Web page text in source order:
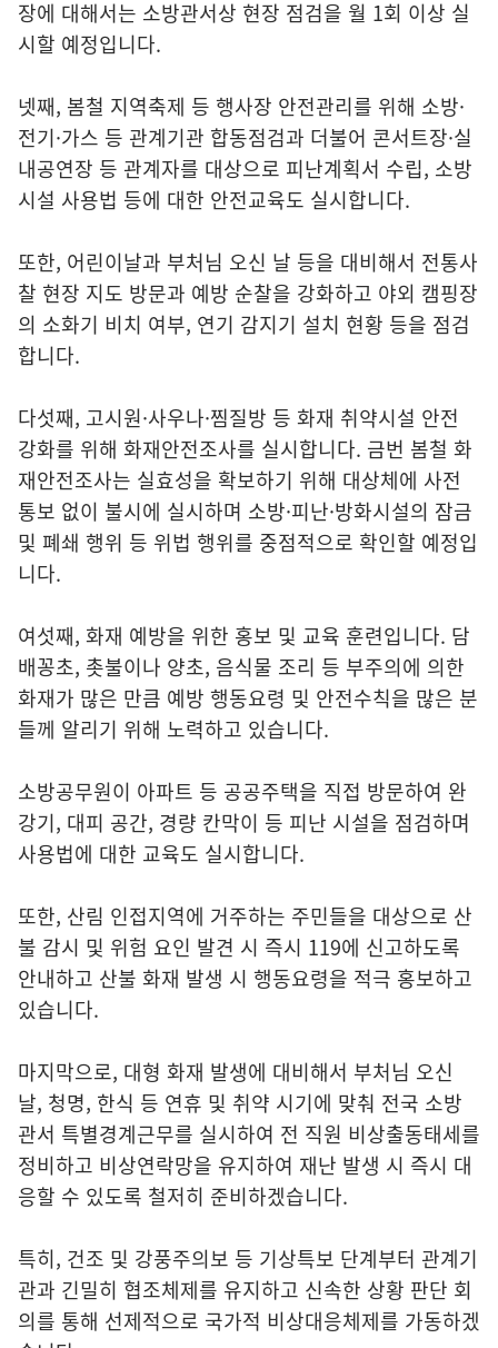
장에 대해서는 소방관서상 현장 점검을 월 1회 이상 실
시할 예정입니다.
넷째, 봄철 지역축제 등 행사장 안전관리를 위해 소방·
전기·가스 등 관계기관 합동점검과 더불어 콘서트장·실
내공연장 등 관계자를 대상으로 피난계획서 수립, 소방
시설 사용법 등에 대한 안전교육도 실시합니다.
또한, 어린이날과 부처님 오신 날 등을 대비해서 전통사
찰 현장 지도 방문과 예방 순찰을 강화하고 야외 캠핑장
의 소화기 비치 여부, 연기 감지기 설치 현황 등을 점검
합니다.
다섯째, 고시원·사우나·찜질방 등 화재 취약시설 안전
강화를 위해 화재안전조사를 실시합니다. 금번 봄철 화
재안전조사는 실효성을 확보하기 위해 대상체에 사전
통보 없이 불시에 실시하며 소방·피난·방화시설의 잠금
및 폐쇄 행위 등 위법 행위를 중점적으로 확인할 예정입
니다.
여섯째, 화재 예방을 위한 홍보 및 교육 훈련입니다. 담
배꽁초, 촛불이나 양초, 음식물 조리 등 부주의에 의한
화재가 많은 만큼 예방 행동요령 및 안전수칙을 많은 분
들께 알리기 위해 노력하고 있습니다.
소방공무원이 아파트 등 공공주택을 직접 방문하여 완
강기, 대피 공간, 경량 칸막이 등 피난 시설을 점검하며
사용법에 대한 교육도 실시합니다.
또한, 산림 인접지역에 거주하는 주민들을 대상으로 산
불 감시 및 위험 요인 발견 시 즉시 119에 신고하도록
안내하고 산불 화재 발생 시 행동요령을 적극 홍보하고
있습니다.
마지막으로, 대형 화재 발생에 대비해서 부처님 오신
날, 청명, 한식 등 연휴 및 취약 시기에 맞춰 전국 소방
관서 특별경계근무를 실시하여 전 직원 비상출동태세를
정비하고 비상연락망을 유지하여 재난 발생 시 즉시 대
응할 수 있도록 철저히 준비하겠습니다.
특히, 건조 및 강풍주의보 등 기상특보 단계부터 관계기
관과 긴밀히 협조체제를 유지하고 신속한 상황 판단 회
의를 통해 선제적으로 국가적 비상대응체제를 가동하겠